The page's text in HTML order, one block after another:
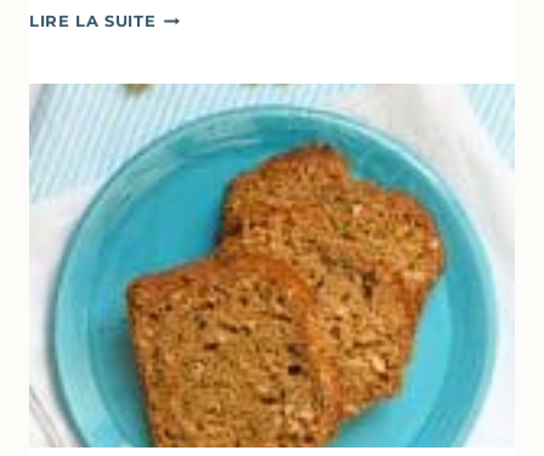
LIRE LA SUITE POÊLÉE
&
TOMATES
AU
THYM